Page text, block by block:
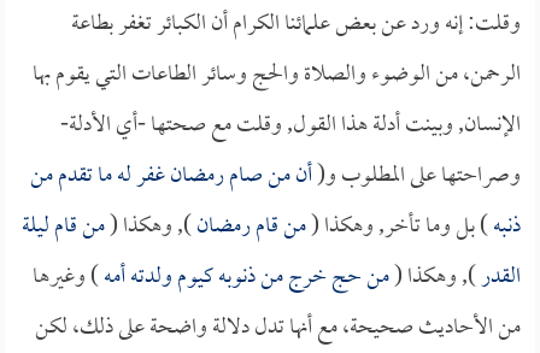
وقلت: إنه ورد عن بعض علمائنا الكرام أن الكبائر تغفر بطاعة
الرحمن، من الوضوء والصلاة والحج وسائر الطاعات التي يقوم بها
الإنسان, وبينت أدلة هذا القول, وقلت مع صحتها -أي الأدلة-
وصراحتها على المطلوب و(أن من صام رمضان غفر له ما تقدم من
ذنبه) بل وما تأخر, وهكذا (من قام رمضان), وهكذا (من قام ليلة
القدر), وهكذا (من حج خرج من ذنوبه كيوم ولدته أمه) وغيرها
من الأحاديث صحيحة، مع أنها تدل دلالة واضحة على ذلك، لكن